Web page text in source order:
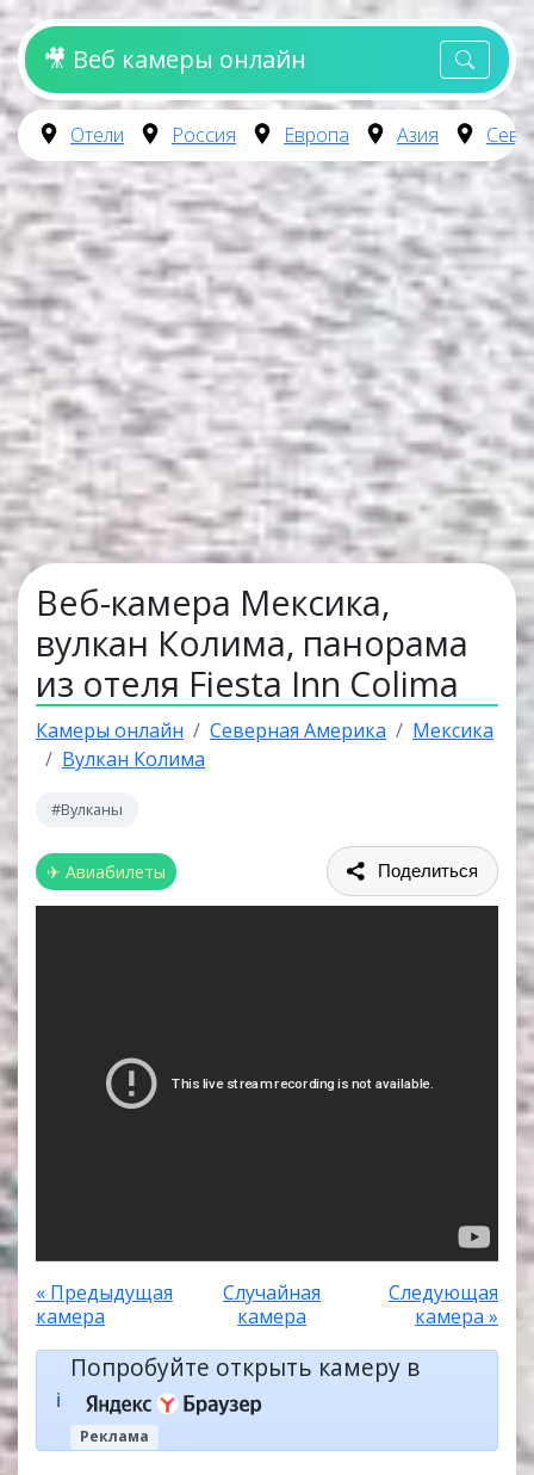
🎥 Веб камеры онлайн
Отели Россия Европа Азия
Веб-камера Мексика,
вулкан Колима, панорама
из отеля Fiesta Inn Colima
Камеры онлайн Северная Америка
Мексика
Вулкан Колима
#Вулканы
✈ Авиабилеты Поделиться
« Предыдущая
камера
Случайная
камера
Следующая
камера »
ℹ️
Попробуйте открыть камеру в
Реклама